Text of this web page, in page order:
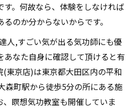
す。何故なら、体験をしなければ
のか分からないからです。
人,すごい気が出る気功師にも優
あなた自身に確認して頂けると有
(東京店)は東京都大田区内の平和
森町駅から徒歩5分の所にある施
瞑想気功教室も開催していま